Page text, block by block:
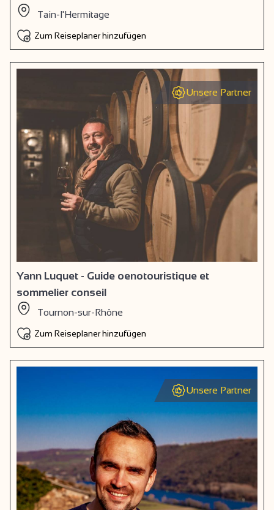
Tain-l'Hermitage
Zum Reiseplaner hinzufügen
Unsere Partner
Yann Luquet - Guide oenotouristique et
sommelier conseil
Tournon-sur-Rhône
Zum Reiseplaner hinzufügen
Unsere Partner